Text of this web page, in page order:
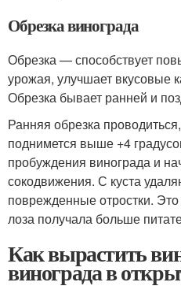
Обрезка винограда
Обрезка — способствует
урожая, улучшает вкусовые
Обрезка бывает ранней и
Ранняя обрезка
поднимется выше +4
пробуждения винограда и
сокодвижения. С куста
поврежденные отростки.
лоза получала больше
Как вырастить
винограда в